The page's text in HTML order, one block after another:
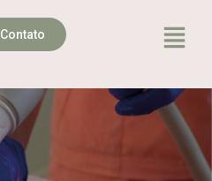
Contato